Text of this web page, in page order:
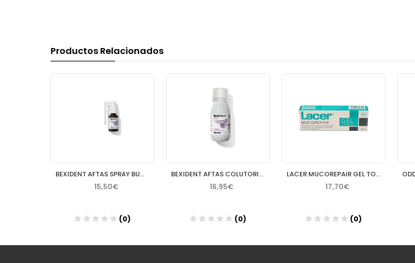
Productos Relacionados
BEXIDENT AFTAS SPRAY BUCAL PROTECTOR 15 ML
15,50€
(0)
BEXIDENT AFTAS COLUTORIO BUCAL PROTECTOR 120 ML
16,95€
(0)
LACER MUCOREPAIR GEL TOPICO 30 ML
17,70€
(0)